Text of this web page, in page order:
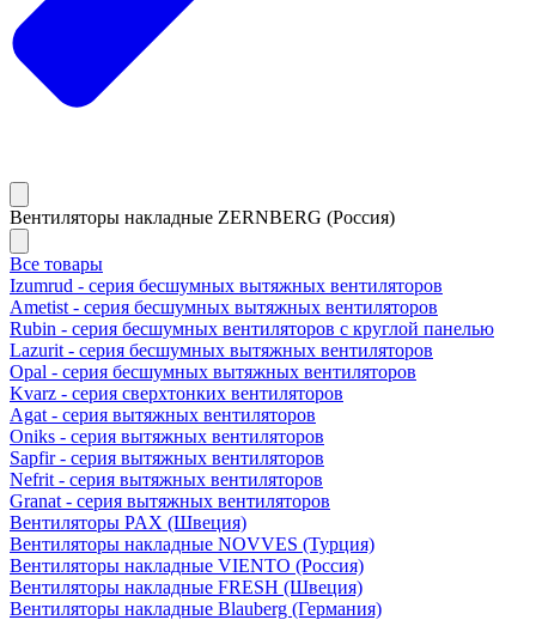
Вентиляторы накладные ZERNBERG (Россия)
Все товары
Izumrud - серия бесшумных вытяжных вентиляторов
Ametist - серия бесшумных вытяжных вентиляторов
Rubin - серия бесшумных вентиляторов с круглой панелью
Lazurit - серия бесшумных вытяжных вентиляторов
Opal - серия бесшумных вытяжных вентиляторов
Kvarz - серия сверхтонких вентиляторов
Agat - серия вытяжных вентиляторов
Oniks - серия вытяжных вентиляторов
Sapfir - серия вытяжных вентиляторов
Nefrit - серия вытяжных вентиляторов
Granat - серия вытяжных вентиляторов
Вентиляторы PAX (Швеция)
Вентиляторы накладные NOVVES (Турция)
Вентиляторы накладные VIENTO (Россия)
Вентиляторы накладные FRESH (Швеция)
Вентиляторы накладные Blauberg (Германия)